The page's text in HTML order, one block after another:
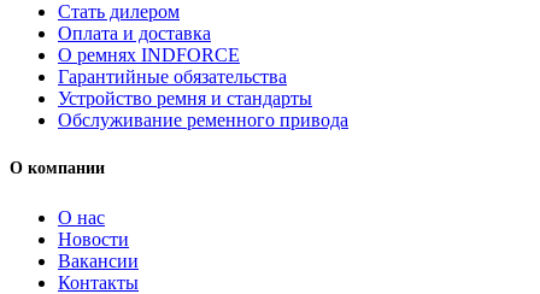
Стать дилером
Оплата и доставка
О ремнях INDFORCE
Гарантийные обязательства
Устройство ремня и стандарты
Обслуживание ременного привода
О компании
О нас
Новости
Вакансии
Контакты